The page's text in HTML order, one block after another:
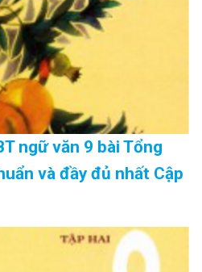
ngữ văn 9 bài Tổng
và đầy đủ nhất Cập